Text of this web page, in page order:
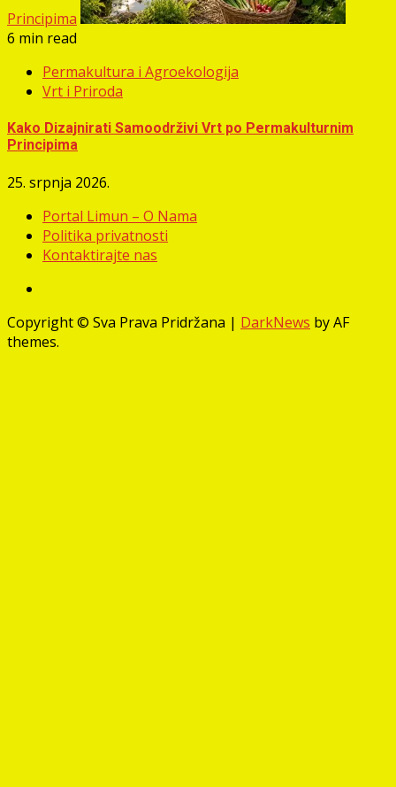
Principima
6 min read
Permakultura i Agroekologija
Vrt i Priroda
Kako Dizajnirati Samoodrživi Vrt po Permakulturnim
Principima
25. srpnja 2026.
Portal Limun – O Nama
Politika privatnosti
Kontaktirajte nas
Copyright © Sva Prava Pridržana | DarkNews by AF
themes.